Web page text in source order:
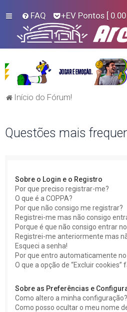
FAQ +EV Pontos [ 0.00
Início do Fórum!
Questões mais
Sobre o Login e o Registro
Por que preciso registrar-me?
O que é a COPPA?
Por que não consigo me registrar?
Registrei-me mas não consigo
Porque é que não consigo entrar
Registrei-me anteriormente mas
Esqueci a senha!
Por que entro automaticamente
O que a opção de “Excluir cookies”
Sobre as Preferências e
Como altero a minha configuração?
Como posso ocultar o meu nome